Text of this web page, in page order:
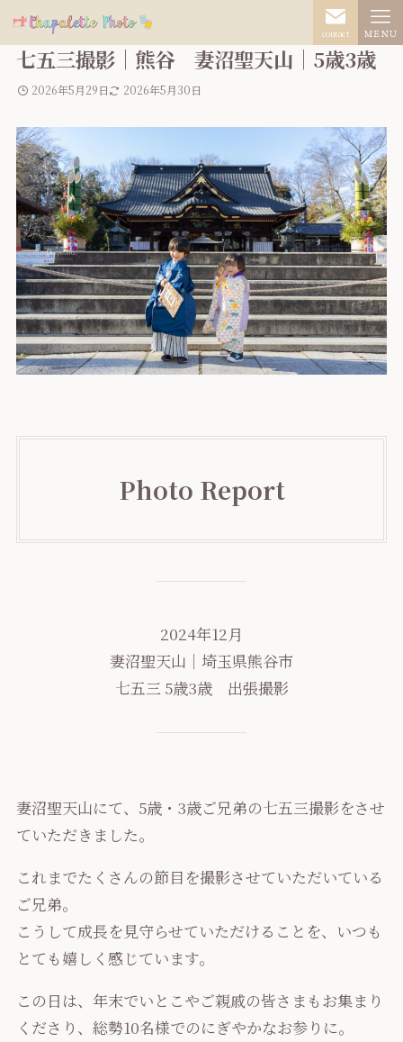
contact ＭＥＮＵ
七五三撮影｜熊谷 妻沼聖天山｜5歳3歳
2026年5月29日 2026年5月30日
Photo Report
2024年12月
妻沼聖天山｜埼玉県熊谷市
七五三 5歳3歳 出張撮影
妻沼聖天山にて、5歳・3歳ご兄弟の七五三撮影をさせ
ていただきました。
これまでたくさんの節目を撮影させていただいている
ご兄弟。
こうして成長を見守らせていただけることを、いつも
とても嬉しく感じています。
この日は、年末でいとこやご親戚の皆さまもお集まり
くださり、総勢10名様でのにぎやかなお参りに。